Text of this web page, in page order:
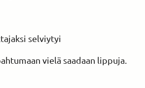
selviytyi
vielä saadaan lippuja.